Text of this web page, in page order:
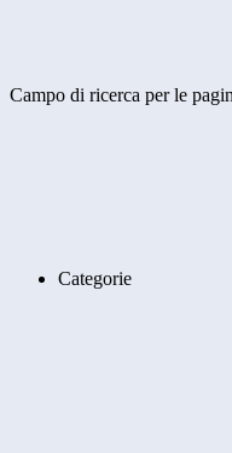
Campo di ricerca per le
Categorie